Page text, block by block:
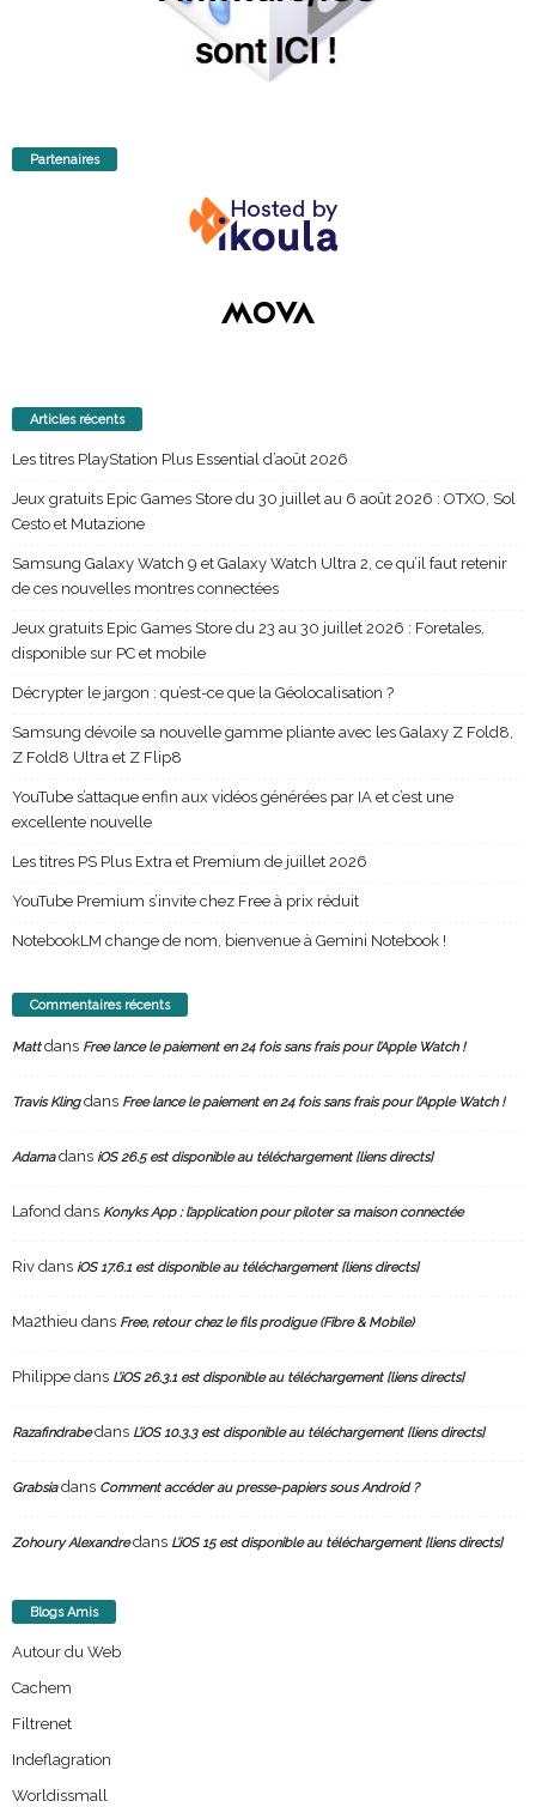
Partenaires
Articles récents
Les titres PlayStation Plus Essential d’août 2026
Jeux gratuits Epic Games Store du 30 juillet au 6 août 2026 : OTXO, Sol
Cesto et Mutazione
Samsung Galaxy Watch 9 et Galaxy Watch Ultra 2, ce qu’il faut retenir
de ces nouvelles montres connectées
Jeux gratuits Epic Games Store du 23 au 30 juillet 2026 : Foretales,
disponible sur PC et mobile
Décrypter le jargon : qu’est-ce que la Géolocalisation ?
Samsung dévoile sa nouvelle gamme pliante avec les Galaxy Z Fold8,
Z Fold8 Ultra et Z Flip8
YouTube s’attaque enfin aux vidéos générées par IA et c’est une
excellente nouvelle
Les titres PS Plus Extra et Premium de juillet 2026
YouTube Premium s’invite chez Free à prix réduit
NotebookLM change de nom, bienvenue à Gemini Notebook !
Commentaires récents
Mattdans Free lance le paiement en 24 fois sans frais pour l’Apple Watch !
Travis Klingdans Free lance le paiement en 24 fois sans frais pour l’Apple Watch !
Adamadans iOS 26.5 est disponible au téléchargement [liens directs]
Lafond dans Konyks App : l’application pour piloter sa maison connectée
Riv dans iOS 17.6.1 est disponible au téléchargement [liens directs]
Ma2thieu dans Free, retour chez le fils prodigue (Fibre & Mobile)
Philippe dans L’iOS 26.3.1 est disponible au téléchargement [liens directs]
Razafindrabedans L’iOS 10.3.3 est disponible au téléchargement [liens directs]
Grabsiadans Comment accéder au presse-papiers sous Android ?
Zohoury Alexandredans L’iOS 15 est disponible au téléchargement [liens directs]
Blogs Amis
Autour du Web
Cachem
Filtrenet
Indeflagration
Worldissmall